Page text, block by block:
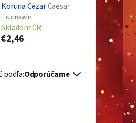
Koruna CézarCaesar
´s crown
Skladom ČR
€2,46
podľa:Odporúčame